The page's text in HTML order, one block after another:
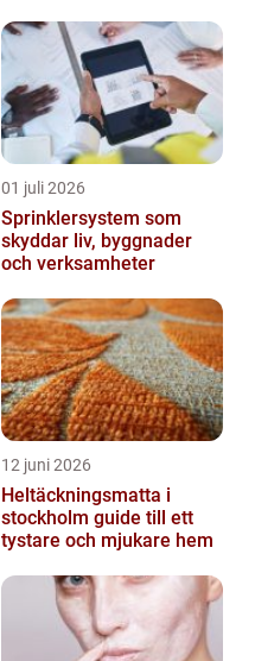
01 juli 2026
Sprinklersystem som
skyddar liv, byggnader
och verksamheter
12 juni 2026
Heltäckningsmatta i
stockholm guide till ett
tystare och mjukare hem